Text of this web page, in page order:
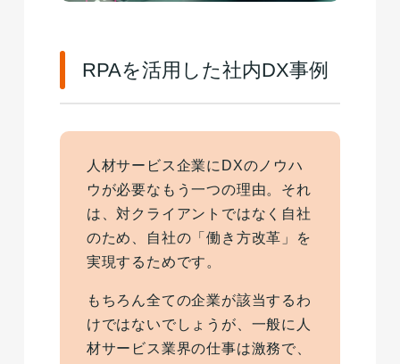
RPAを活用した社内DX事例
人材サービス企業にDXのノウハ
ウが必要なもう一つの理由。それ
は、対クライアントではなく自社
のため、自社の「働き方改革」を
実現するためです。
もちろん全ての企業が該当するわ
けではないでしょうが、一般に人
材サービス業界の仕事は激務で、